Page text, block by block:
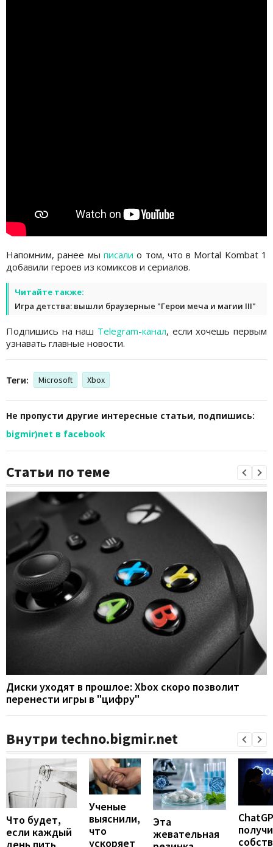
Напомним, ранее мы писали о том, что в Mortal Kombat 1
добавили героев из комиксов и сериалов.
Читайте также:
Игра детства: вышли браузерные "Герои меча и магии III"
Подпишись на наш Telegram-канал, если хочешь первым
узнавать главные новости.
Теги: Microsoft Xbox
Не пропусти другие интересные статьи, подпишись:
bigmir)net в facebook
Статьи по теме
Диски уходят в прошлое: Xbox скоро позволит
перенести игры в "цифру"
Внутри techno.bigmir.net
Что будет,
если каждый
Ученые
выяснили,
что
ускоряет
Эта
жевательная